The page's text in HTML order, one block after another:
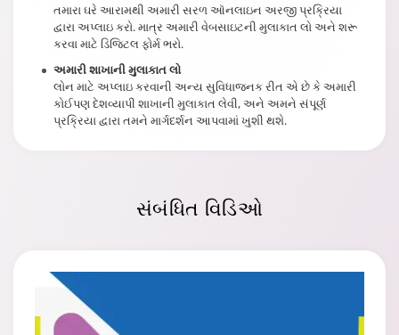
તમારા ઘરે આરામથી અમારી સરળ ઑનલાઇન અરજી પ્રક્રિયા
દ્વારા અપ્લાઇ કરો. માત્ર અમારી વેબસાઇટની મુલાકાત લો અને શરૂ
કરવા માટે ડિજિટલ ફોર્મ ભરો.
અમારી શાખાની મુલાકાત લો
લોન માટે અપ્લાઇ કરવાની અન્ય સુવિધાજનક રીત એ છે કે અમારી
કોઈપણ દેશવ્યાપી શાખાની મુલાકાત લેવી, અને અમને સંપૂર્ણ
પ્રક્રિયા દ્વારા તમને માર્ગદર્શન આપવામાં ખુશી થશે.
સંબંધિત વિડિઓ